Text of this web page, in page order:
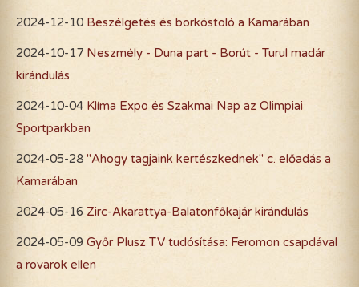
2024-12-10 Beszélgetés és borkóstoló a Kamarában
2024-10-17 Neszmély - Duna part - Borút - Turul madár
kirándulás
2024-10-04 Klíma Expo és Szakmai Nap az Olimpiai
Sportparkban
2024-05-28 "Ahogy tagjaink kertészkednek" c. előadás a
Kamarában
2024-05-16 Zirc-Akarattya-Balatonfőkajár kirándulás
2024-05-09 Győr Plusz TV tudósítása: Feromon csapdával
a rovarok ellen